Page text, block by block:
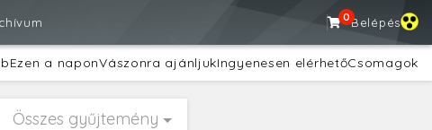
0Belépés
Ezen a naponVászonra ajánljukIngyenesen elérhetőCsomagok
Összes gyűjtemény